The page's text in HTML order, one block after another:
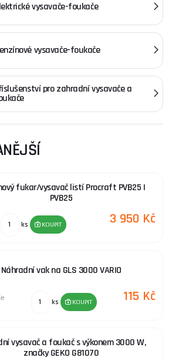
zahradní vysavače a foukače s širokou
a bohatých vlastností, ze kterých si jistě
vybrat. O radu při výběru, koupi či
kontaktovat, rádi Vám pomůžeme.
vysavače-foukače
vysavače-foukače
pro zahradní vysavače a
fukar/vysavač listí Procraft PVB25 |
PVB25
ks KOUPIT 3 950 Kč
Náhradní vak na GLS 3000 VARIO
ks KOUPIT 115 Kč
vysavač a foukač s výkonem 3000 W,
značky GEKO G81070